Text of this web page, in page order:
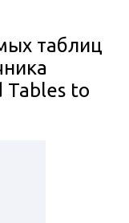
таблиц
Tables to